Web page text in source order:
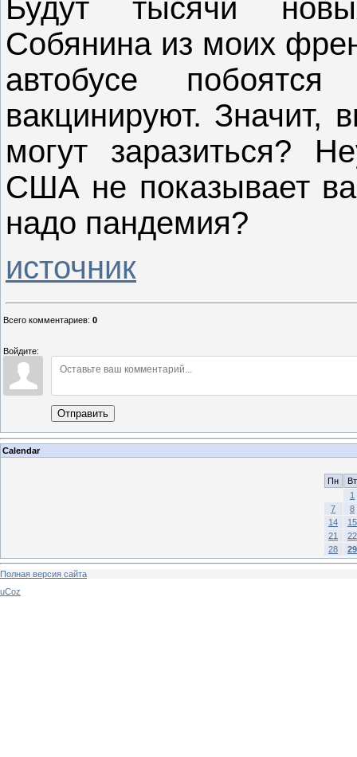
Будут тысячи
Собянина из моих
автобусе
вакцинируют. Значит,
могут заразиться?
США не показывает
надо пандемия?
источник
Всего комментариев: 0
Войдите:
Отправить
Calendar
Пн
Вт
1
7
8
14
15
21
22
28
29
Полная версия сайта
uCoz